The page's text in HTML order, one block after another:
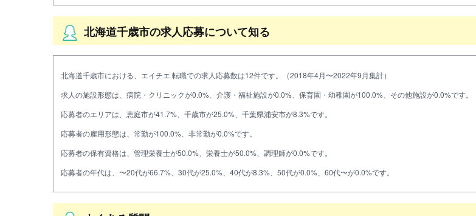
北海道千歳市の求人応募について知る
北海道千歳市における、エイチエ 転職での求人応募数は12件です。（2018年4月〜2022年9月集計）
求人の施設形態は、病院・クリニックが0.0%、介護・福祉施設が0.0%、保育園・幼稚園が100.0%、その他施設が0.0%です。
応募者のエリアは、恵庭市が41.7%、千歳市が25.0%、千葉県浦安市が8.3%です。
応募者の雇用形態は、常勤が100.0%、非常勤が0.0%です。
応募者の保有資格は、管理栄養士が50.0%、栄養士が50.0%、調理師が0.0%です。
応募者の年代は、〜20代が66.7%、30代が25.0%、40代が8.3%、50代が0.0%、60代〜が0.0%です。